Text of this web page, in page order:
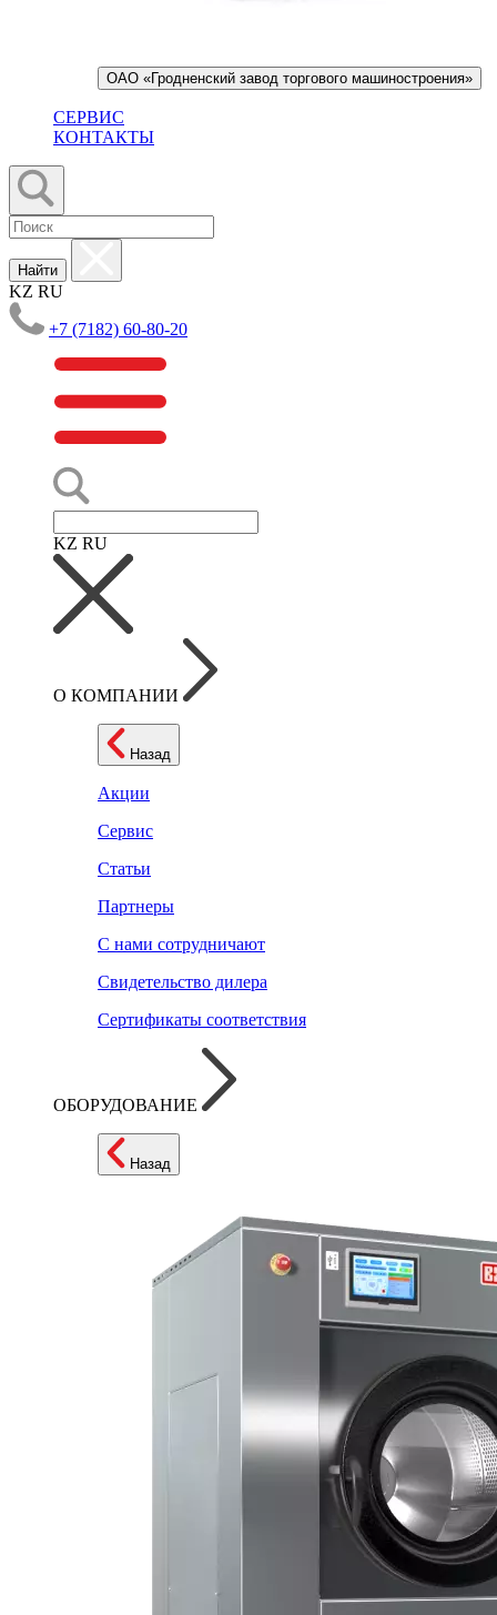
ОАО «Гродненский завод торгового машиностроения»
СЕРВИС
КОНТАКТЫ
Найти
KZ RU
+7 (7182) 60-80-20
KZ RU
О КОМПАНИИ
Назад
Акции
Сервис
Статьи
Партнеры
С нами сотрудничают
Свидетельство дилера
Сертификаты соответствия
ОБОРУДОВАНИЕ
Назад